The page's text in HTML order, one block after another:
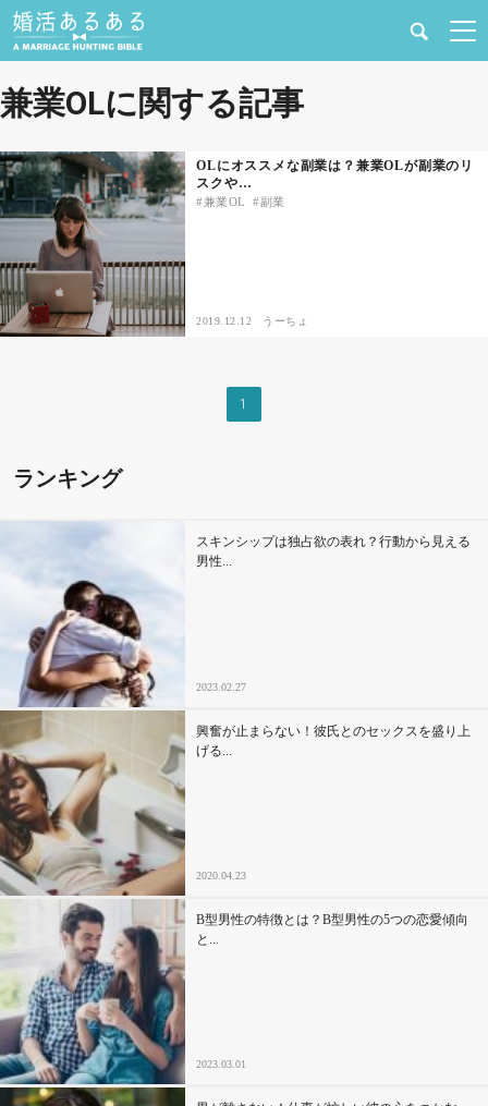
健康
恋愛の悩み
出会い
合コン・街コン
あるある
ドキドキ
仕事とキャリア
特集
占い・診断
ファッション・美容
グルメ
趣味・旅行
セックスライフ
不倫・だめ男
兼業OLに関する記事
OLにオススメな副業は？兼業OLが副業のリ
スクや…
兼業OL 副業
2019.12.12 うーちょ
1
ランキング
スキンシップは独占欲の表れ？行動から見える
男性...
2023.02.27
興奮が止まらない！彼氏とのセックスを盛り上
げる...
2020.04.23
B型男性の特徴とは？B型男性の5つの恋愛傾向
と...
2023.03.01